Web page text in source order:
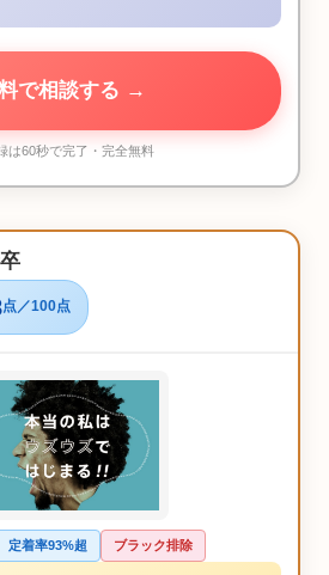
で相談する →
は60秒で完了・完全無料
点／100点
定着率93%超 ブラック排除